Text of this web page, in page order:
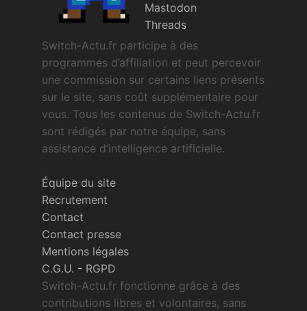
Mastodon
Threads
Switch-Actu.fr participe à des
programmes d’affiliation et peut percevoir
une commission sur certains liens présents
sur le site, sans coût supplémentaire pour
vous. Tous les contenus de Switch-Actu.fr
sont rédigés par notre équipe, sans
assistance d’intelligence artificielle.
Équipe du site
Recrutement
Contact
Contact presse
Mentions légales
C.G.U. - RGPD
Switch-Actu.fr fonctionne grâce à des
contributions libres et volontaires, sans